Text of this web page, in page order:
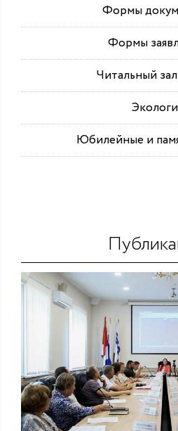
Формы
Формы
Читальный
Юбилейные и